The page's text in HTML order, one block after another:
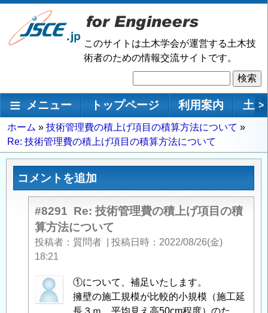
メ
ン
移
動
このサイトは土木学会が運営する土木技
術者のための情報交流サイトです。
索
メインナビゲーション
メニュー トップページ 利用案内 土 >
パ
ン
く
ホーム
技術管理費の積上げ項目の積算方法について
Re: 技術管理費の積上げ項目の積算方法について
コメントを追加
#8291 Re: 技術管理費の積上げ項目の積
算方法について
投稿者 質問者 投稿日時
2022/08/26(金)
18:21
匿
名
①について、補足いたします。
擁壁の施工規模が比較的小規模（施工延
長３ｍ、平均見え高50cm程度）のた